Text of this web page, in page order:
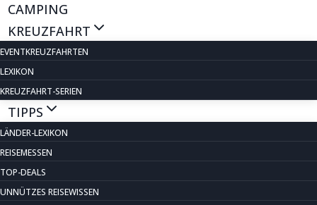
CAMPING
KREUZFAHRT
EVENTKREUZFAHRTEN
LEXIKON
KREUZFAHRT-SERIEN
TIPPS
LÄNDER-LEXIKON
REISEMESSEN
TOP-DEALS
UNNÜTZES REISEWISSEN